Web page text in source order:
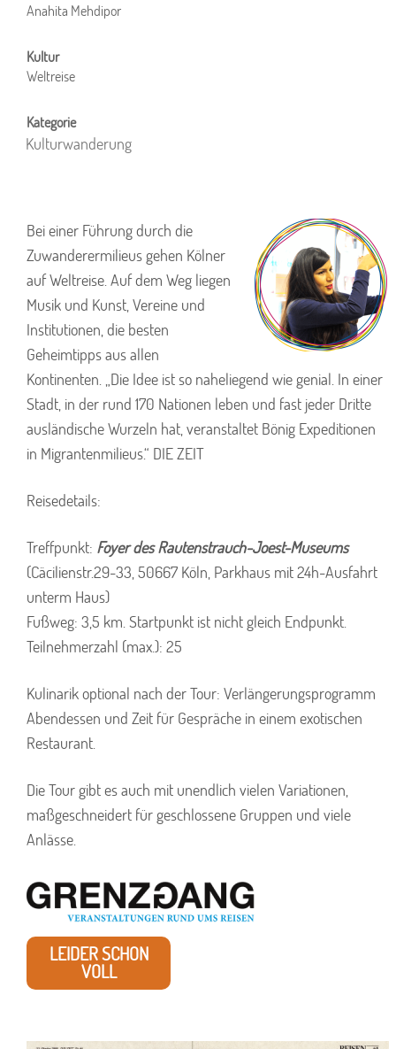
Anahita Mehdipor
Weltreise
Kulturwanderung
Bei einer Führung durch die
Zuwanderermilieus gehen Kölner
auf Weltreise. Auf dem Weg liegen
Musik und Kunst, Vereine und
Institutionen, die besten
Geheimtipps aus allen
Kontinenten. „Die Idee ist so naheliegend wie genial. In einer
Stadt, in der rund 170 Nationen leben und fast jeder Dritte
ausländische Wurzeln hat, veranstaltet Bönig Expeditionen
in Migrantenmilieus.“ DIE ZEIT
Reisedetails:
Treffpunkt: Foyer des Rautenstrauch-Joest-Museums
(Cäcilienstr.29-33, 50667 Köln, Parkhaus mit 24h-Ausfahrt
unterm Haus)
Fußweg: 3,5 km. Startpunkt ist nicht gleich Endpunkt.
Teilnehmerzahl (max.): 25
Kulinarik optional nach der Tour: Verlängerungsprogramm
Abendessen und Zeit für Gespräche in einem exotischen
Restaurant.
Die Tour gibt es auch mit unendlich vielen Variationen,
maßgeschneidert für geschlossene Gruppen und viele
Anlässe.
LEIDER SCHON
VOLL